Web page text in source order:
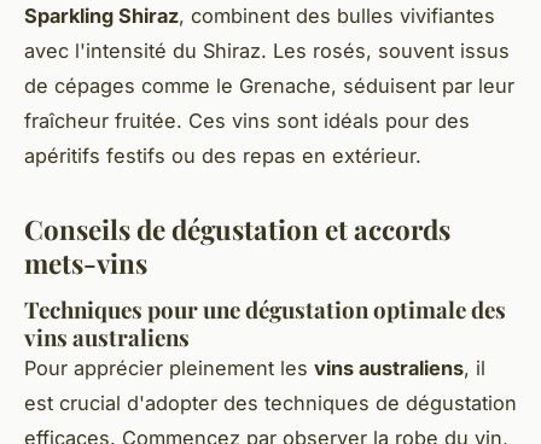
Sparkling Shiraz, combinent des bulles vivifiantes
avec l'intensité du Shiraz. Les rosés, souvent issus
de cépages comme le Grenache, séduisent par leur
fraîcheur fruitée. Ces vins sont idéals pour des
apéritifs festifs ou des repas en extérieur.
Conseils de dégustation et accords
mets-vins
Techniques pour une dégustation optimale des
vins australiens
Pour apprécier pleinement les vins australiens, il
est crucial d'adopter des techniques de dégustation
efficaces. Commencez par observer la robe du vin,